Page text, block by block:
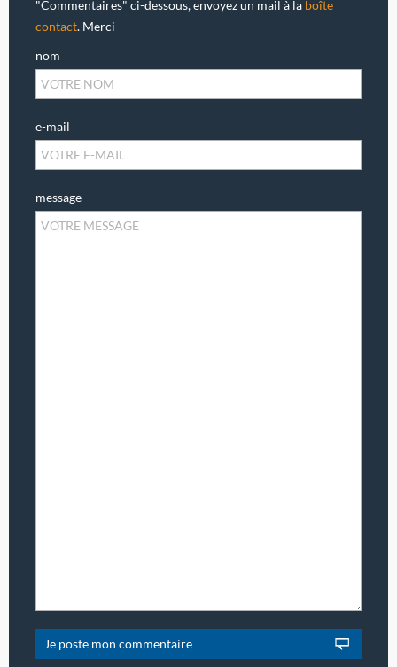
"Commentaires" ci-dessous, envoyez un mail à la boîte
contact. Merci
nom
e-mail
message